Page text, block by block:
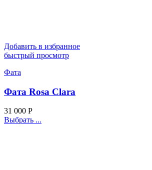
Добавить в избранное
быстрый просмотр
Фата
Фата Rosa Clara
31 000 Р
Выбрать ...